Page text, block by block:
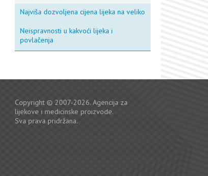
Najviša dozvoljena cijena lijeka na veliko
Neispravnosti u kakvoći lijeka i
povlačenja
Copyright © 2007-2026. Agencija za
lijekove i medicinske proizvode.
Sva prava pridržana.